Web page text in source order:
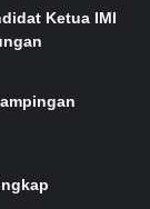
Ketua IMI